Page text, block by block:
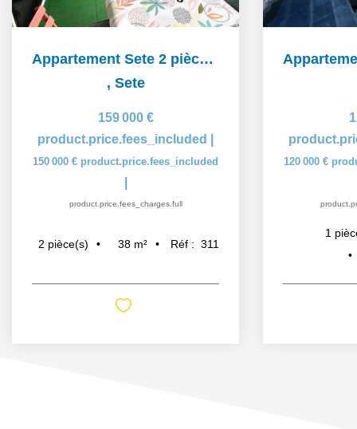
Appartement Sete 2 pièce(s) 38 m2
, Sete
159 000 €
product.price.fees_included
150 000 € product.price.fees_included
product.price.fees_charges.full
2 pièce(s) 38 m² Réf : 311
120 000 €
1